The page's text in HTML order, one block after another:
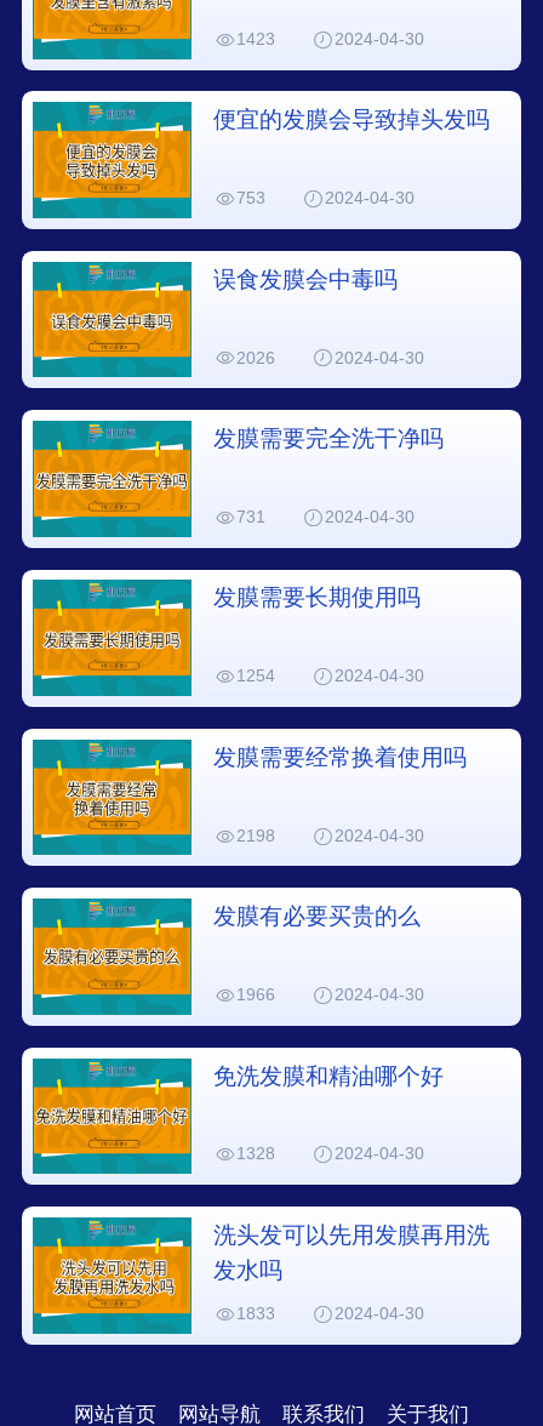
1423 2024-04-30
便宜的发膜会导致掉头发吗
753 2024-04-30
误食发膜会中毒吗
2026 2024-04-30
发膜需要完全洗干净吗
731 2024-04-30
发膜需要长期使用吗
1254 2024-04-30
发膜需要经常换着使用吗
2198 2024-04-30
发膜有必要买贵的么
1966 2024-04-30
免洗发膜和精油哪个好
1328 2024-04-30
洗头发可以先用发膜再用洗
发水吗
1833 2024-04-30
网站首页 网站导航 联系我们 关于我们